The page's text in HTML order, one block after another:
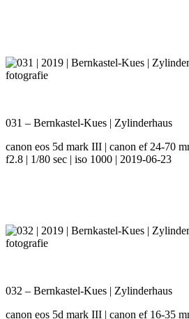
031 – Bernkastel-Kues | Zylinderhaus
canon eos 5d mark III | canon ef 24-70
f2.8 | 1/80 sec | iso 1000 | 2019-06-23
032 – Bernkastel-Kues | Zylinderhaus
canon eos 5d mark III | canon ef 16-35